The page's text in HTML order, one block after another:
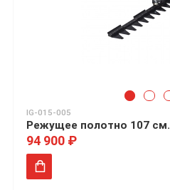
IG-015-005
Режущее полотно 107 см.
94 900 ₽